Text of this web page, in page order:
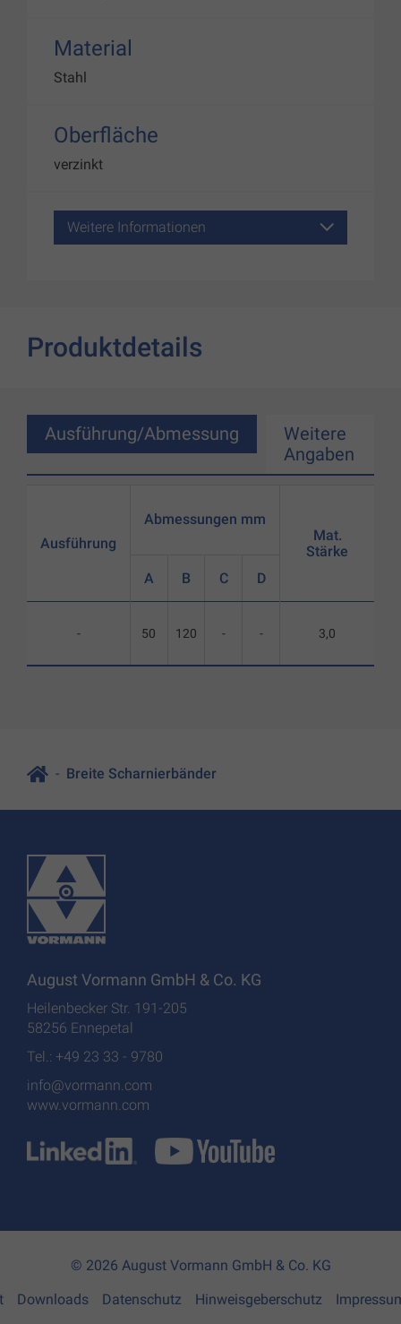
Material
Stahl
Oberfläche
verzinkt
Weitere Informationen
Produktdetails
Ausführung/Abmessung
Weitere
Angaben
Ausführung
-
Abmessungen mm
A B C D
50 120 - -
Mat.
Stärke
3,0
Breite Scharnierbänder
August Vormann GmbH & Co. KG
Heilenbecker Str. 191-205
58256 Ennepetal
Tel.: +49 23 33 - 9780
info@vormann.com
www.vormann.com
© 2026 August Vormann GmbH & Co. KG
Downloads Datenschutz Hinweisgeberschutz